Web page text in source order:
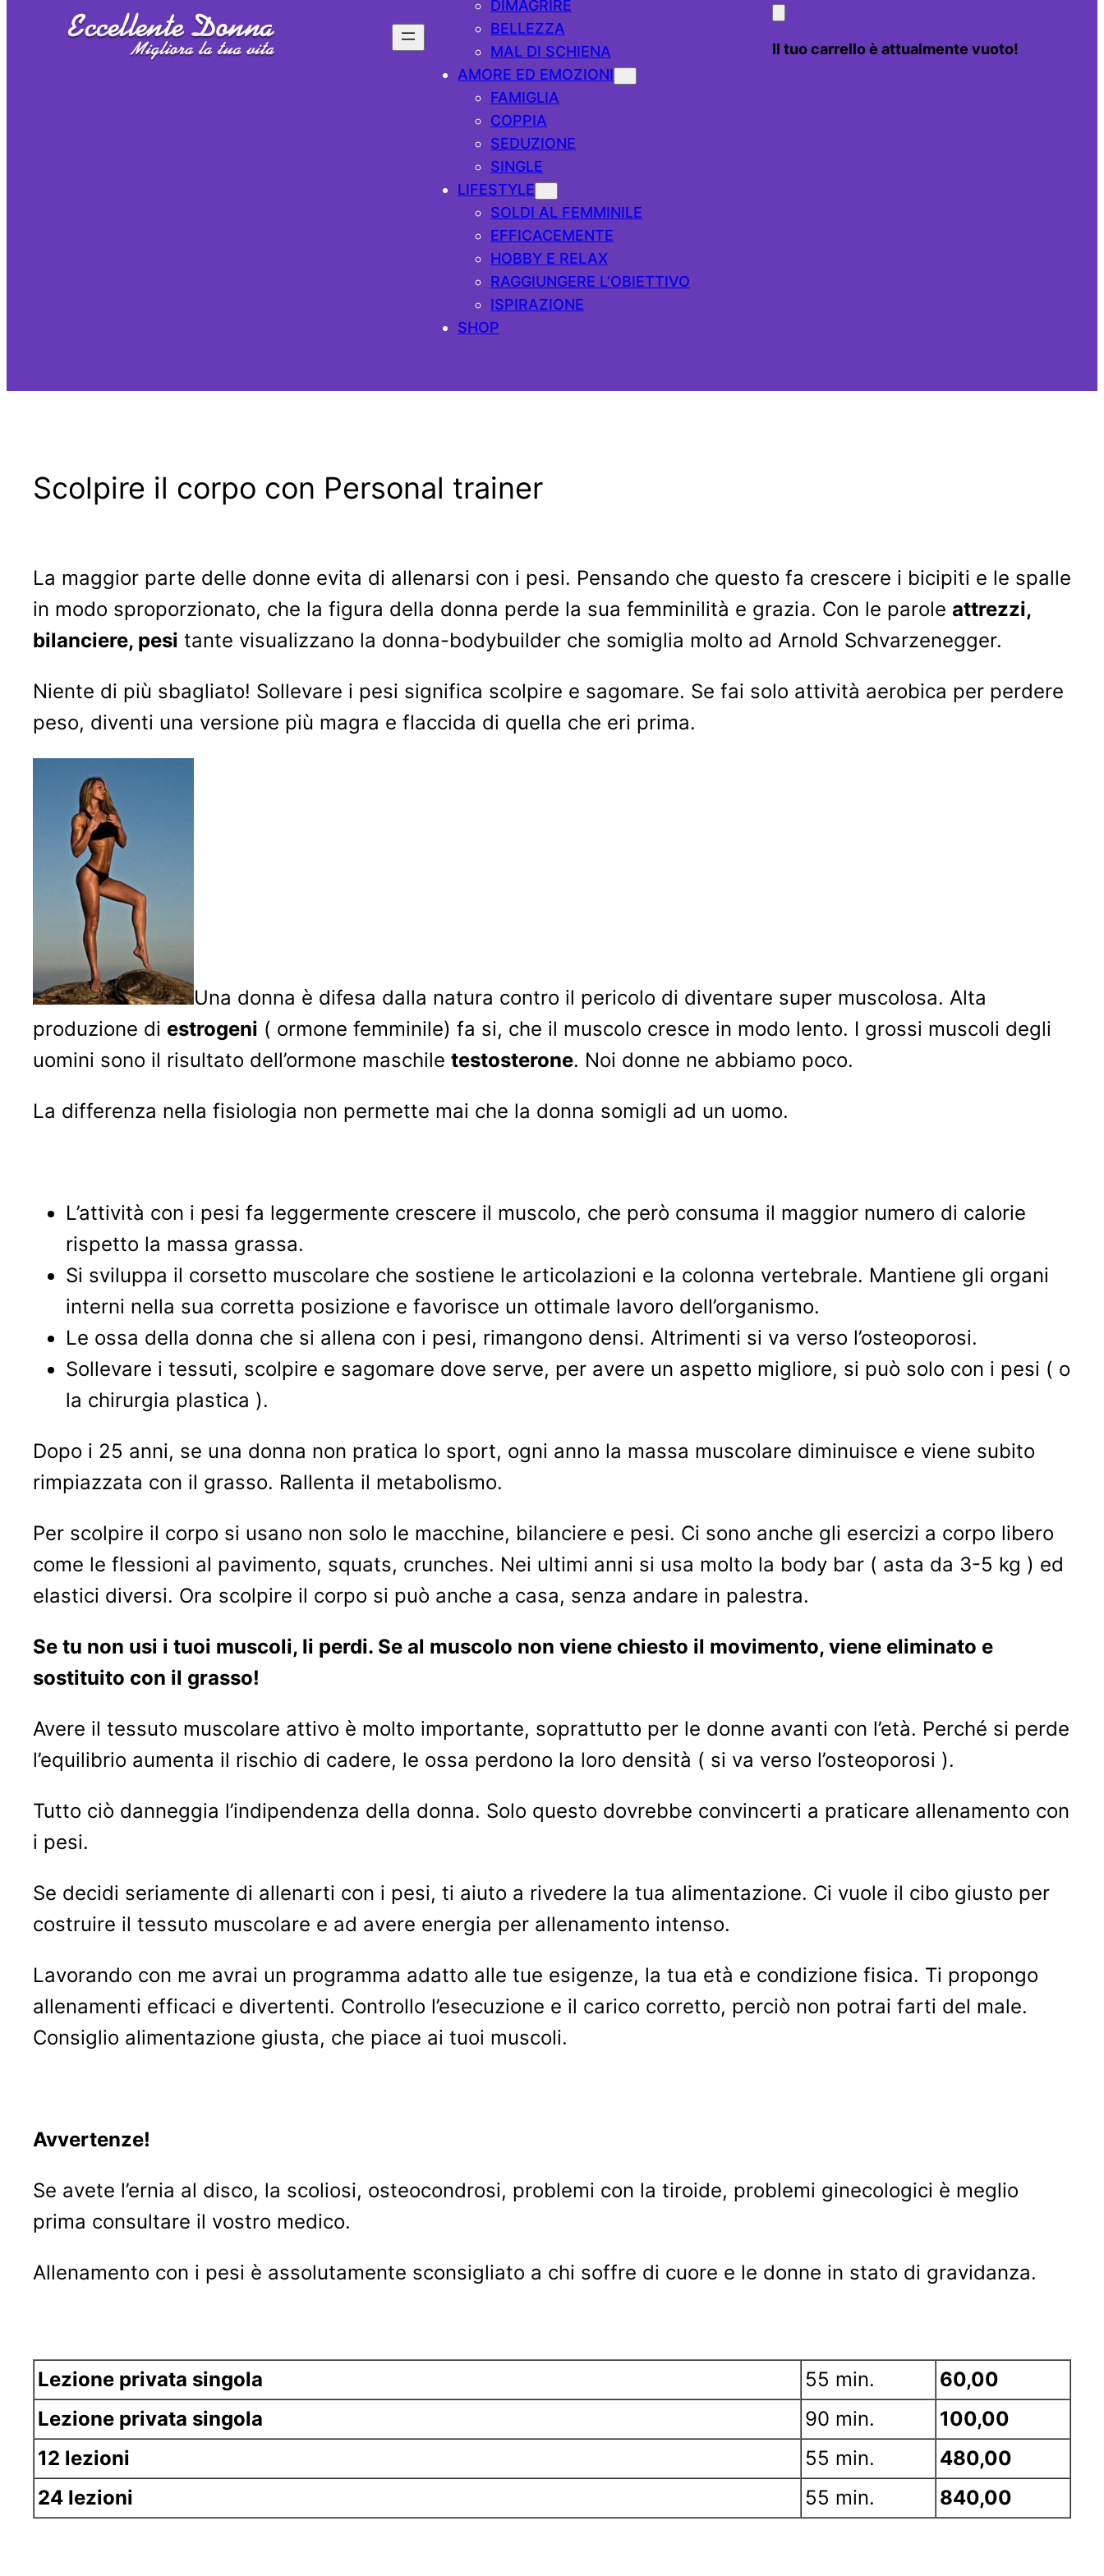
DIMAGRIRE
BELLEZZA
MAL DI SCHIENA
AMORE ED EMOZIONI
FAMIGLIA
COPPIA
SEDUZIONE
SINGLE
LIFESTYLE
SOLDI AL FEMMINILE
EFFICACEMENTE
HOBBY E RELAX
RAGGIUNGERE L’OBIETTIVO
ISPIRAZIONE
SHOP
Il tuo carrello è attualmente vuoto!
Scolpire il corpo con Personal trainer
La maggior parte delle donne evita di allenarsi con i pesi. Pensando che questo fa crescere i bicipiti e le spalle
in modo sproporzionato, che la figura della donna perde la sua femminilità e grazia. Con le parole attrezzi,
bilanciere, pesi tante visualizzano la donna-bodybuilder che somiglia molto ad Arnold Schvarzenegger.
Niente di più sbagliato! Sollevare i pesi significa scolpire e sagomare. Se fai solo attività aerobica per perdere
peso, diventi una versione più magra e flaccida di quella che eri prima.
Una donna è difesa dalla natura contro il pericolo di diventare super muscolosa. Alta
produzione di estrogeni ( ormone femminile) fa si, che il muscolo cresce in modo lento. I grossi muscoli degli
uomini sono il risultato dell’ormone maschile testosterone. Noi donne ne abbiamo poco.
La differenza nella fisiologia non permette mai che la donna somigli ad un uomo.
L’attività con i pesi fa leggermente crescere il muscolo, che però consuma il maggior numero di calorie
rispetto la massa grassa.
Si sviluppa il corsetto muscolare che sostiene le articolazioni e la colonna vertebrale. Mantiene gli organi
interni nella sua corretta posizione e favorisce un ottimale lavoro dell’organismo.
Le ossa della donna che si allena con i pesi, rimangono densi. Altrimenti si va verso l’osteoporosi.
Sollevare i tessuti, scolpire e sagomare dove serve, per avere un aspetto migliore, si può solo con i pesi ( o
la chirurgia plastica ).
Dopo i 25 anni, se una donna non pratica lo sport, ogni anno la massa muscolare diminuisce e viene subito
rimpiazzata con il grasso. Rallenta il metabolismo.
Per scolpire il corpo si usano non solo le macchine, bilanciere e pesi. Ci sono anche gli esercizi a corpo libero
come le flessioni al pavimento, squats, crunches. Nei ultimi anni si usa molto la body bar ( asta da 3-5 kg ) ed
elastici diversi. Ora scolpire il corpo si può anche a casa, senza andare in palestra.
Se tu non usi i tuoi muscoli, li perdi. Se al muscolo non viene chiesto il movimento, viene eliminato e
sostituito con il grasso!
Avere il tessuto muscolare attivo è molto importante, soprattutto per le donne avanti con l’età. Perché si perde
l’equilibrio aumenta il rischio di cadere, le ossa perdono la loro densità ( si va verso l’osteoporosi ).
Tutto ciò danneggia l’indipendenza della donna. Solo questo dovrebbe convincerti a praticare allenamento con
i pesi.
Se decidi seriamente di allenarti con i pesi, ti aiuto a rivedere la tua alimentazione. Ci vuole il cibo giusto per
costruire il tessuto muscolare e ad avere energia per allenamento intenso.
Lavorando con me avrai un programma adatto alle tue esigenze, la tua età e condizione fisica. Ti propongo
allenamenti efficaci e divertenti. Controllo l’esecuzione e il carico corretto, perciò non potrai farti del male.
Consiglio alimentazione giusta, che piace ai tuoi muscoli.
Avvertenze!
Se avete l’ernia al disco, la scoliosi, osteocondrosi, problemi con la tiroide, problemi ginecologici è meglio
prima consultare il vostro medico.
Allenamento con i pesi è assolutamente sconsigliato a chi soffre di cuore e le donne in stato di gravidanza.
Lezione privata singola 55 min.
60,00
Lezione privata singola
90 min.
100,00
12 lezioni
55 min.
480,00
24 lezioni
55 min. 840,00